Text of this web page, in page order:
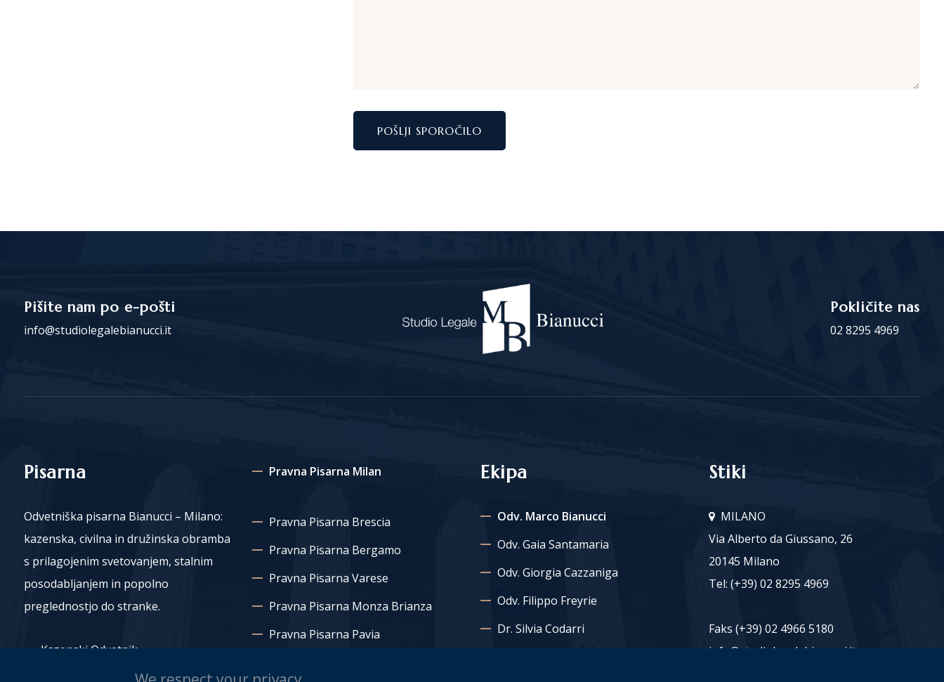
POŠLJI SPOROČILO
Pišite nam po e-pošti
info@studiolegalebianucci.it
Pokličite nas
02 8295 4969
Pisarna
Odvetniška pisarna Bianucci – Milano:
kazenska, civilna in družinska obramba
s prilagojenim svetovanjem, stalnim
posodabljanjem in popolno
preglednostjo do stranke.
Kazenski Odvetnik
Pravna Pisarna Milan
Pravna Pisarna Brescia
Pravna Pisarna Bergamo
Pravna Pisarna Varese
Pravna Pisarna Monza Brianza
Pravna Pisarna Pavia
Ekipa
Odv. Marco Bianucci
Odv. Gaia Santamaria
Odv. Giorgia Cazzaniga
Odv. Filippo Freyrie
Dr. Silvia Codarri
Stiki
MILANO
Via Alberto da Giussano, 26
20145 Milano
Tel: (+39) 02 8295 4969
Faks (+39) 02 4966 5180
info@studiolegalebianucci.it